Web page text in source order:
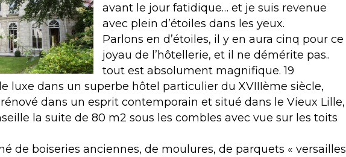
avant le jour fatidique… et je suis revenue
avec plein d’étoiles dans les yeux.
Parlons en d’étoiles, il y en aura cinq pour ce
joyau de l’hôtellerie, et il ne démérite pas..
tout est absolument magnifique. 19
luxe dans un superbe hôtel particulier du XVIIIème siècle,
dans un esprit contemporain et situé dans le Vieux Lille,
la suite de 80 m2 sous les combles avec vue sur les toits
de boiseries anciennes, de moulures, de parquets « versailles